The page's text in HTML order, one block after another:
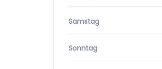
Samstag
Sonntag